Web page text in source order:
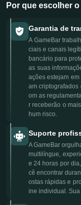
Por que escolher
Garantia de
A GameBar
ciais e canais
bancário para
as suas
ações estejam
am criptografados
om as
r receberão o
hum risco.
Suporte
A GameBar
multilíngue,
e 24 horas por
cê encontrar
ostas rápidas e
ine individual.